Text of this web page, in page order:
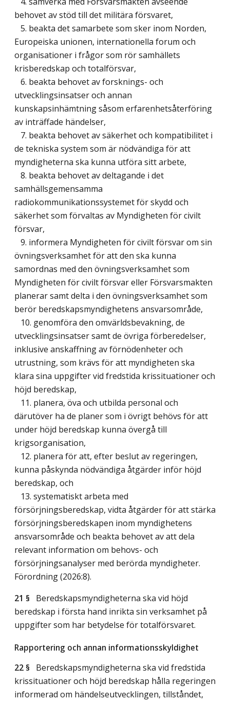
behovet av stöd till det militära försvaret,
5. beakta det samarbete som sker inom Norden,
Europeiska unionen, internationella forum och
organisationer i frågor som rör samhällets
krisberedskap och totalförsvar,
6. beakta behovet av forsknings- och
utvecklingsinsatser och annan
kunskapsinhämtning såsom erfarenhetsåterföring
av inträffade händelser,
7. beakta behovet av säkerhet och kompatibilitet i
de tekniska system som är nödvändiga för att
myndigheterna ska kunna utföra sitt arbete,
8. beakta behovet av deltagande i det
samhällsgemensamma
radiokommunikationssystemet för skydd och
säkerhet som förvaltas av Myndigheten för civilt
försvar,
9. informera Myndigheten för civilt försvar om sin
övningsverksamhet för att den ska kunna
samordnas med den övningsverksamhet som
Myndigheten för civilt försvar eller Försvarsmakten
planerar samt delta i den övningsverksamhet som
berör beredskapsmyndighetens ansvarsområde,
10. genomföra den omvärldsbevakning, de
utvecklingsinsatser samt de övriga förberedelser,
inklusive anskaffning av förnödenheter och
utrustning, som krävs för att myndigheten ska
klara sina uppgifter vid fredstida krissituationer och
höjd beredskap,
11. planera, öva och utbilda personal och
därutöver ha de planer som i övrigt behövs för att
under höjd beredskap kunna övergå till
krigsorganisation,
12. planera för att, efter beslut av regeringen,
kunna påskynda nödvändiga åtgärder inför höjd
beredskap, och
13. systematiskt arbeta med
försörjningsberedskap, vidta åtgärder för att stärka
försörjningsberedskapen inom myndighetens
ansvarsområde och beakta behovet av att dela
relevant information om behovs- och
försörjningsanalyser med berörda myndigheter.
Förordning (2026:8).
21 § Beredskapsmyndigheterna ska vid höjd
beredskap i första hand inrikta sin verksamhet på
uppgifter som har betydelse för totalförsvaret.
Rapportering och annan informationsskyldighet
22 § Beredskapsmyndigheterna ska vid fredstida
krissituationer och höjd beredskap hålla regeringen
informerad om händelseutvecklingen, tillståndet,